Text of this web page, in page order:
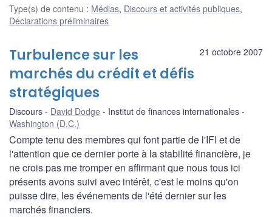
Type(s) de contenu : Médias, Discours et activités publiques,
Déclarations préliminaires
21 octobre 2007
Turbulence sur les
marchés du crédit et défis
stratégiques
Discours David Dodge
Institut de finances internationales
Washington (D.C.)
Compte tenu des membres qui font partie de l'IFI et de
l'attention que ce dernier porte à la stabilité financière, je
ne crois pas me tromper en affirmant que nous tous ici
présents avons suivi avec intérêt, c'est le moins qu'on
puisse dire, les événements de l'été dernier sur les
marchés financiers.